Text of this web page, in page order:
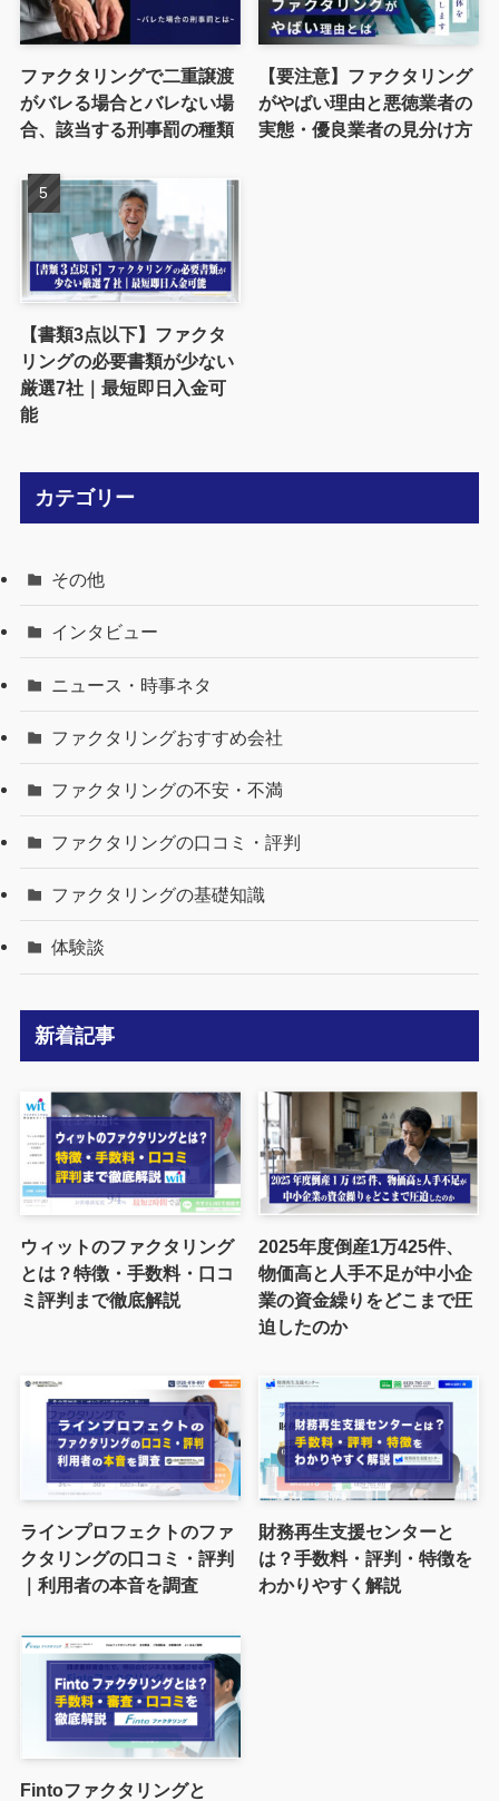
ファクタリングで二重譲渡
がバレる場合とバレない場
合、該当する刑事罰の種類
【要注意】ファクタリング
がやばい理由と悪徳業者の
実態・優良業者の見分け方
【書類3点以下】ファクタ
リングの必要書類が少ない
厳選7社｜最短即日入金可
能
カテゴリー
その他
インタビュー
ニュース・時事ネタ
ファクタリングおすすめ会社
ファクタリングの不安・不満
ファクタリングの口コミ・評判
ファクタリングの基礎知識
体験談
新着記事
ウィットのファクタリング
とは？特徴・手数料・口コ
ミ評判まで徹底解説
2025年度倒産1万425件、
物価高と人手不足が中小企
業の資金繰りをどこまで圧
迫したのか
ラインプロフェクトのファ
クタリングの口コミ・評判
｜利用者の本音を調査
財務再生支援センターと
は？手数料・評判・特徴を
わかりやすく解説
Fintoファクタリングと